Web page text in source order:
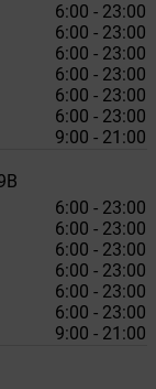
6:00 - 23:00
6:00 - 23:00
6:00 - 23:00
6:00 - 23:00
6:00 - 23:00
6:00 - 23:00
9:00 - 21:00
6:00 - 23:00
6:00 - 23:00
6:00 - 23:00
6:00 - 23:00
6:00 - 23:00
6:00 - 23:00
9:00 - 21:00